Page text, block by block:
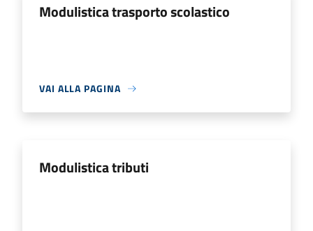
Modulistica trasporto scolastico
VAI ALLA PAGINA
Modulistica tributi